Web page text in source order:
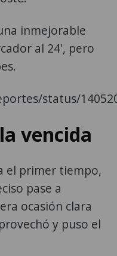
inmejorable
al 24', pero
status/
vencida
el primer tiempo,
pase a
ocasión clara
y puso el